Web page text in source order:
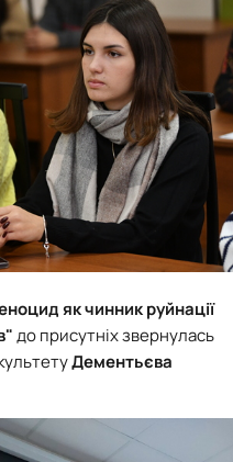
як чинник руйнації
до присутніх звернулась
Дементьєва